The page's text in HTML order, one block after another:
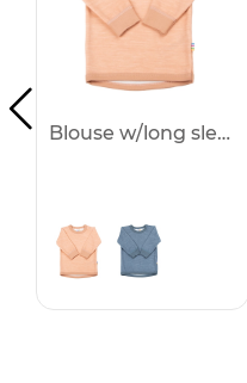
Blouse w/long sleeves -40%